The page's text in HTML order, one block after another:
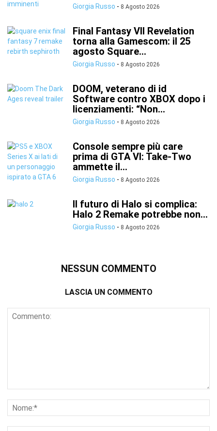
Giorgia Russo - 8 Agosto 2026
Final Fantasy VII Revelation
torna alla Gamescom: il 25
agosto Square...
Giorgia Russo - 8 Agosto 2026
DOOM, veterano di id
Software contro XBOX dopo i
licenziamenti: “Non...
Giorgia Russo - 8 Agosto 2026
Console sempre più care
prima di GTA VI: Take-Two
ammette il...
Giorgia Russo - 8 Agosto 2026
Il futuro di Halo si complica:
Halo 2 Remake potrebbe non...
Giorgia Russo - 8 Agosto 2026
NESSUN COMMENTO
LASCIA UN COMMENTO